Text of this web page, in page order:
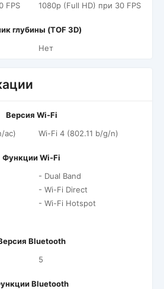
FPS
1080p (Full HD) при 30 FPS
глубины (TOF 3D)
Нет
Версия Wi-Fi
ac)
Wi-Fi 4 (802.11 b/g/n)
Функции Wi-Fi
- Dual Band
- Wi-Fi Direct
- Wi-Fi Hotspot
Bluetooth
5
Bluetooth